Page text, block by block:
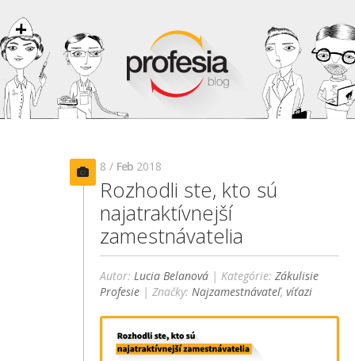
8 / Feb 2018
Rozhodli ste, kto sú
najatraktívnejší
zamestnávatelia
Autor:Lucia Belanová | Kategórie:Zákulisie
Profesie | Značky:Najzamestnávateľ,víťazi